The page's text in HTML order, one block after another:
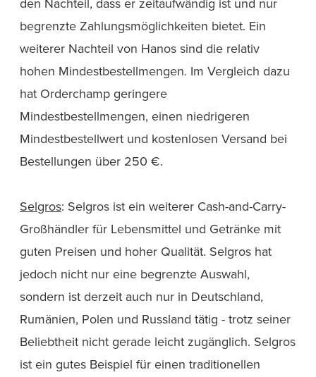
begrenzte Zahlungsmöglichkeiten bietet. Ein
weiterer Nachteil von Hanos sind die relativ
hohen Mindestbestellmengen. Im Vergleich dazu
hat Orderchamp geringere
Mindestbestellmengen, einen niedrigeren
Mindestbestellwert und kostenlosen Versand bei
Bestellungen über 250 €.
Selgros: Selgros ist ein weiterer Cash-and-Carry-
Großhändler für Lebensmittel und Getränke mit
guten Preisen und hoher Qualität. Selgros hat
jedoch nicht nur eine begrenzte Auswahl,
sondern ist derzeit auch nur in Deutschland,
Rumänien, Polen und Russland tätig - trotz seiner
Beliebtheit nicht gerade leicht zugänglich. Selgros
ist ein gutes Beispiel für einen traditionellen